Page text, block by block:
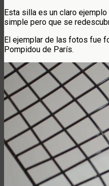
Esta silla es un claro
simple pero que se
El ejemplar de las fotos fue
Pompidou de París.